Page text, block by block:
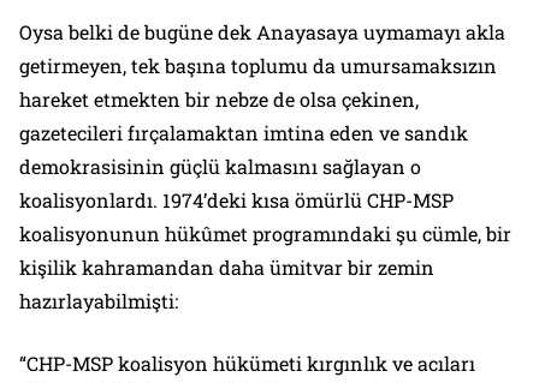
Oysa belki de bugüne dek Anayasaya uymamayı akla
getirmeyen, tek başına toplumu da umursamaksızın
hareket etmekten bir nebze de olsa çekinen,
gazetecileri fırçalamaktan imtina eden ve sandık
demokrasisinin güçlü kalmasını sağlayan o
koalisyonlardı. 1974’deki kısa ömürlü CHP-MSP
koalisyonunun hükûmet programındaki şu cümle, bir
kişilik kahramandan daha ümitvar bir zemin
hazırlayabilmişti:
“CHP-MSP koalisyon hükümeti kırgınlık ve acıları